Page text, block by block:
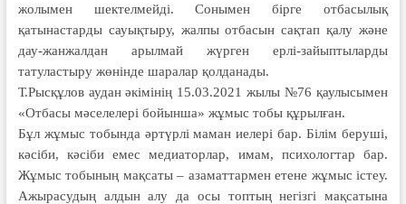
жолымен шектелмейді. Сонымен бірге отбасылық
қатынастарды сауықтыру, жалпы отбасын сақтап қалу және
дау-жанжалдан арылмай жүрген ерлі-зайыптыларды
татуластыру жөнінде шаралар қолданады.
Т.Рысқұлов аудан әкімінің 15.03.2021 жылы №76 қаулысымен
«Отбасы мәселелері бойынша» жұмыс тобы құрылған.
Бұл жұмыс тобында әртүрлі маман иелері бар. Білім беруші,
кәсіби, кәсіби емес медиаторлар, имам, психологтар бар.
Жұмыс тобының мақсаты – азаматтармен етене жұмыс істеу.
Ажырасудың алдын алу да осы топтың негізгі мақсатына